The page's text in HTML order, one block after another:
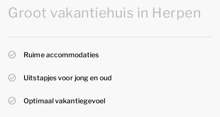
Groot vakantiehuis in Herpen
Ruime accommodaties
Uitstapjes voor jong en oud
Optimaal vakantiegevoel